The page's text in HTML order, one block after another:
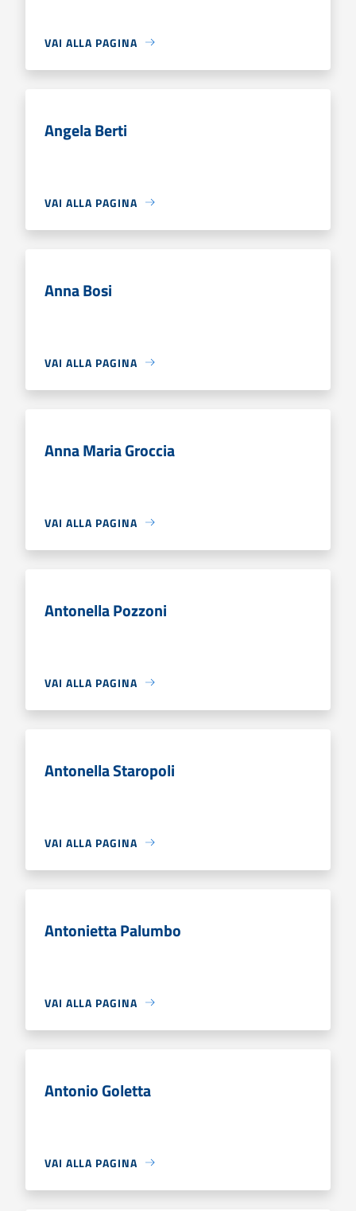
VAI ALLA PAGINA
Angela Berti
VAI ALLA PAGINA
Anna Bosi
VAI ALLA PAGINA
Anna Maria Groccia
VAI ALLA PAGINA
Antonella Pozzoni
VAI ALLA PAGINA
Antonella Staropoli
VAI ALLA PAGINA
Antonietta Palumbo
VAI ALLA PAGINA
Antonio Goletta
VAI ALLA PAGINA